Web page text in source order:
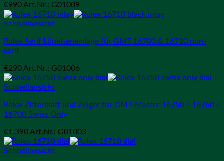
€990 Art.Nr.: G01009
Schnellansicht
Rolex Serif Lünetteneinlage für GMT 16700 & 16710 non-
serif
€290 Art.Nr.: G01006
Schnellansicht
Rolex Zifferblatt und Zeiger für GMT-Master 16750 / 16760 /
16700 Swiss Only
€1.390 Art.Nr.: G01003
Schnellansicht